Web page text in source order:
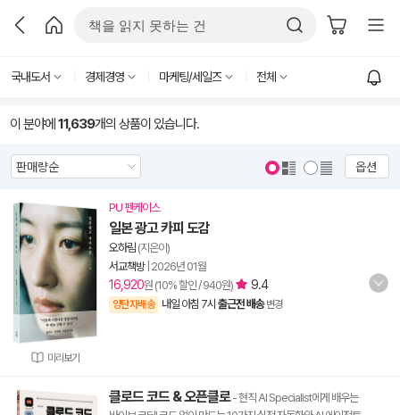
국내도서 경제경영 마케팅/세일즈 전체
이 분야에 11,639개의 상품이 있습니다.
옵션
미리보기
PU 펜케이스
일본 광고 카피 도감
오하림 (지은이)
서교책방| 2026년 01월
16,920원 (10% 할인 / 940원) 9.4
양탄자배송 내일 아침 7시 출근전 배송 변경
클로드 코드 & 오픈클로- 현직 AI Specialist에게 배우는